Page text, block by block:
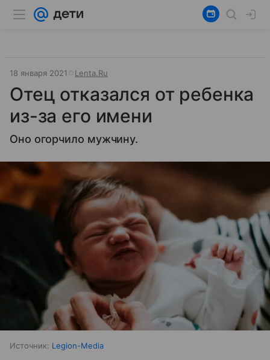
18 января 2021 Lenta.Ru
Отец отказался от ребенка
из-за его имени
Оно огорчило мужчину.
Источник: Legion-Media